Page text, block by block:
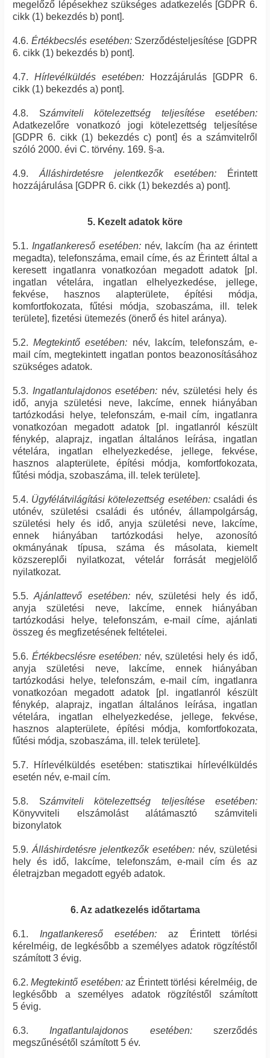
megelőző lépésekhez szükséges adatkezelés [GDPR 6.
cikk (1) bekezdés b) pont].
4.6. Értékbecslés esetében:Szerződésteljesítése [GDPR
6. cikk (1) bekezdés b) pont].
4.7. Hírlevélküldés esetében: Hozzájárulás [GDPR 6.
cikk (1) bekezdés a) pont].
4.8. Számviteli kötelezettség teljesítése esetében:
Adatkezelőre vonatkozó jogi kötelezettség teljesítése
[GDPR 6. cikk (1) bekezdés c) pont] és a számvitelről
szóló 2000. évi C. törvény. 169. §-a.
4.9. Álláshirdetésre jelentkezők esetében: Érintett
hozzájárulása [GDPR 6. cikk (1) bekezdés a) pont].
5. Kezelt adatok köre
5.1. Ingatlankereső esetében: név, lakcím (ha az érintett
megadta), telefonszáma, email címe, és az Érintett által a
keresett ingatlanra vonatkozóan megadott adatok [pl.
ingatlan vételára, ingatlan elhelyezkedése, jellege,
fekvése, hasznos alapterülete, építési módja,
komfortfokozata, fűtési módja, szobaszáma, ill. telek
területe], fizetési ütemezés (önerő és hitel aránya).
5.2.Megtekintő esetében: név, lakcím, telefonszám, e-
mail cím, megtekintett ingatlan pontos beazonosításához
szükséges adatok.
5.3. Ingatlantulajdonos esetében: név, születési hely és
idő, anyja születési neve, lakcíme, ennek hiányában
tartózkodási helye, telefonszám, e-mail cím, ingatlanra
vonatkozóan megadott adatok [pl. ingatlanról készült
fénykép, alaprajz, ingatlan általános leírása, ingatlan
vételára, ingatlan elhelyezkedése, jellege, fekvése,
hasznos alapterülete, építési módja, komfortfokozata,
fűtési módja, szobaszáma, ill. telek területe].
5.4. Ügyfélátvilágítási kötelezettség esetében:családi és
utónév, születési családi és utónév, állampolgárság,
születési hely és idő, anyja születési neve, lakcíme,
ennek hiányában tartózkodási helye, azonosító
okmányának típusa, száma és másolata, kiemelt
közszereplői nyilatkozat, vételár forrását megjelölő
nyilatkozat.
5.5.Ajánlattevő esetében:név, születési hely és idő,
anyja születési neve, lakcíme, ennek hiányában
tartózkodási helye, telefonszám, e-mail címe, ajánlati
összeg és megfizetésének feltételei.
5.6. Értékbecslésre esetében: név, születési hely és idő,
anyja születési neve, lakcíme, ennek hiányában
tartózkodási helye, telefonszám, e-mail cím, ingatlanra
vonatkozóan megadott adatok [pl. ingatlanról készült
fénykép, alaprajz, ingatlan általános leírása, ingatlan
vételára, ingatlan elhelyezkedése, jellege, fekvése,
hasznos alapterülete, építési módja, komfortfokozata,
fűtési módja, szobaszáma, ill. telek területe].
5.7. Hírlevélküldés esetében: statisztikai hírlevélküldés
esetén név, e-mail cím.
5.8. Számviteli kötelezettség teljesítése esetében:
Könyvviteli elszámolást alátámasztó számviteli
bizonylatok
5.9. Álláshirdetésre jelentkezők esetében: név, születési
hely és idő, lakcíme, telefonszám, e-mail cím és az
életrajzban megadott egyéb adatok.
6. Az adatkezelés időtartama
6.1. Ingatlankereső esetében: az Érintett törlési
kérelméig, de legkésőbb a személyes adatok rögzítéstől
számított 3 évig.
6.2.Megtekintő esetében:az Érintett törlési kérelméig, de
legkésőbb a személyes adatok rögzítéstől számított
5 évig.
6.3. Ingatlantulajdonos esetében:szerződés
megszűnésétől számított 5 év.